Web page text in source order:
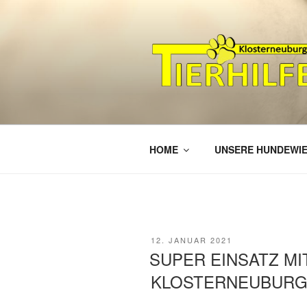
HELFEN,
TIERHILFE
HOME UNSERE
VERÖFFENTLICHT
12. JANUAR 2021
SUPER EINSATZ
KLOSTERNEUBURG